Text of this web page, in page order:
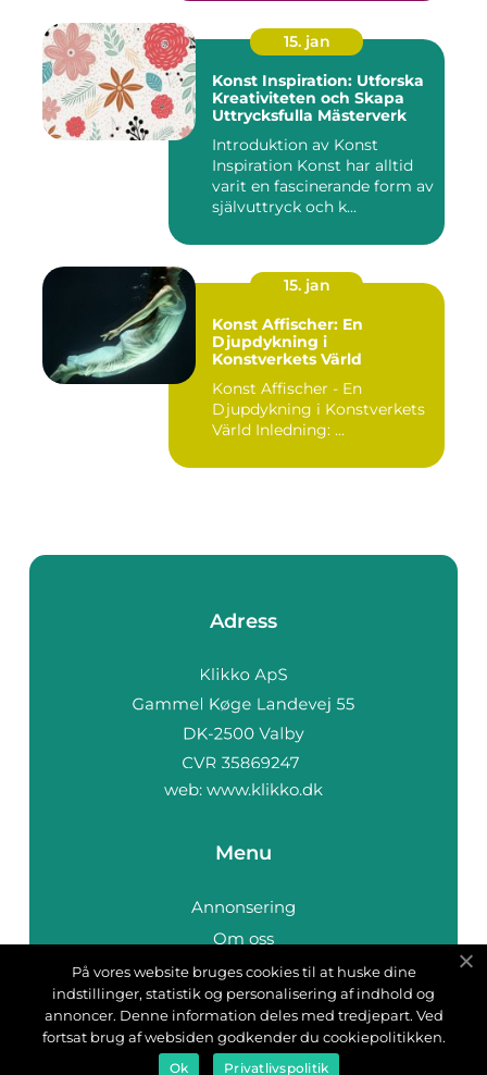
15. jan
Konst Inspiration: Utforska
Kreativiteten och Skapa
Uttrycksfulla Mästerverk
Introduktion av Konst
Inspiration Konst har alltid
varit en fascinerande form av
självuttryck och k...
15. jan
Konst Affischer: En
Djupdykning i
Konstverkets Värld
Konst Affischer - En
Djupdykning i Konstverkets
Värld Inledning: ...
Adress
web: www.klikko.dk
Menu
Annonsering
Om oss
Cookies
Kontakta oss
Sitemap
På vores website bruges cookies til at huske dine
indstillinger, statistik og personalisering af indhold og
annoncer. Denne information deles med tredjepart. Ved
fortsat brug af websiden godkender du cookiepolitikken.
Ok Privatlivspolitik